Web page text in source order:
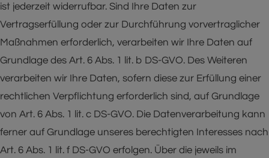
ist jederzeit widerrufbar. Sind Ihre Daten zur
Vertragserfüllung oder zur Durchführung vorvertraglicher
Maßnahmen erforderlich, verarbeiten wir Ihre Daten auf
Grundlage des Art. 6 Abs. 1 lit. b DS-GVO. Des Weiteren
verarbeiten wir Ihre Daten, sofern diese zur Erfüllung einer
rechtlichen Verpflichtung erforderlich sind, auf Grundlage
von Art. 6 Abs. 1 lit. c DS-GVO. Die Datenverarbeitung kann
ferner auf Grundlage unseres berechtigten Interesses nach
Art. 6 Abs. 1 lit. f DS-GVO erfolgen. Über die jeweils im